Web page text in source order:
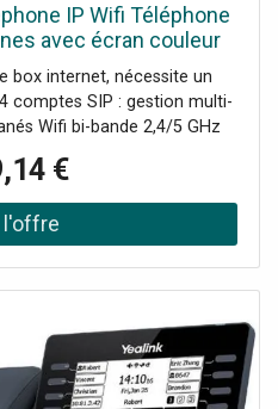
IP Wifi Téléphone
avec écran couleur
audio HD et double
box internet, nécessite un
comptes SIP : gestion multi-
Wifi bi-bande 2,4/5 GHz
(320 x 240) Audio HD +
clairs en open space Double
: intégration réseau flexible
et Bluetooth (via dongle)
€